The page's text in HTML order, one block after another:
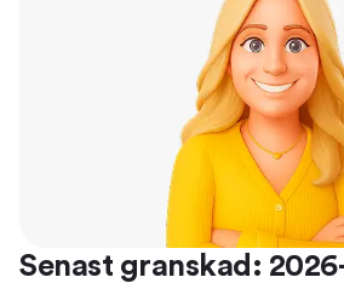
Senast granskad: